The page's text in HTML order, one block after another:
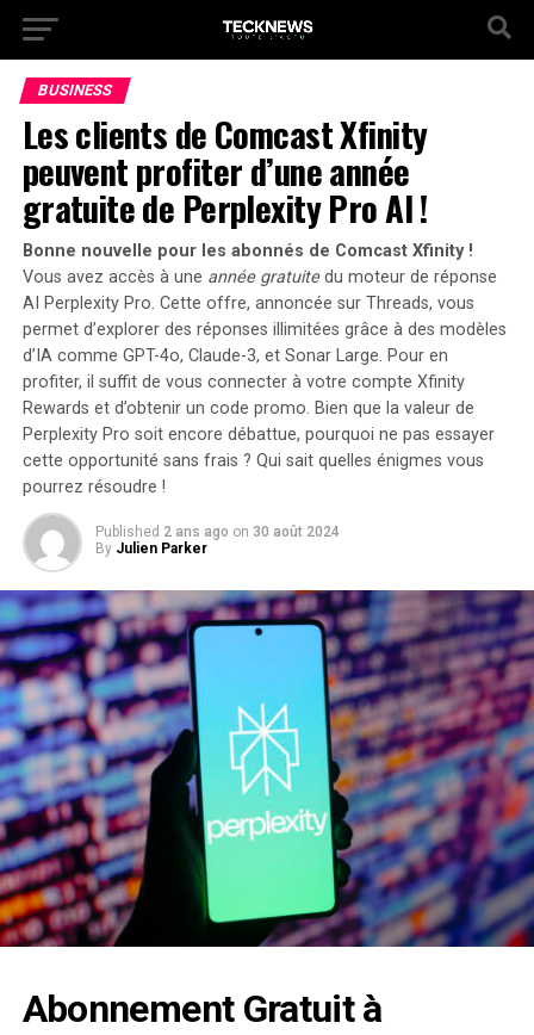
BUSINESS
Les clients de Comcast Xfinity
peuvent profiter d’une année
gratuite de Perplexity Pro AI !
Bonne nouvelle pour les abonnés de Comcast Xfinity !
Vous avez accès à une année gratuitedu moteur de réponse
AI Perplexity Pro. Cette offre, annoncée sur Threads, vous
permet d’explorer des réponses illimitées grâce à des modèles
d’IA comme GPT-4o, Claude-3, et Sonar Large. Pour en
profiter, il suffit de vous connecter à votre compte Xfinity
Rewards et d’obtenir un code promo. Bien que la valeur de
Perplexity Pro soit encore débattue, pourquoi ne pas essayer
cette opportunité sans frais ? Qui sait quelles énigmes vous
pourrez résoudre !
Published 2 ans ago on 30 août 2024
By Julien Parker
Abonnement Gratuit à